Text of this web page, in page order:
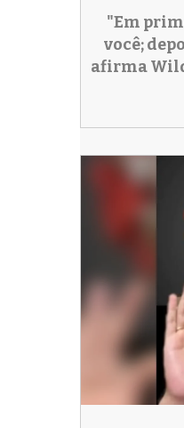
"Em
você;
afirma